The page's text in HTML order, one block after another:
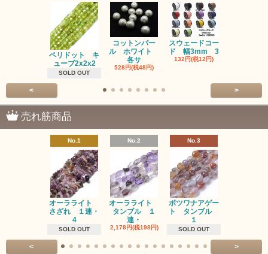
ペリドット キ
ューブ2x2x2
SOLD OUT
コットンパー
ル ホワイト
各サ
528円(税48円)
スウェードコー
ド 幅3mm 3
132円(税12円)
< >
売れ筋商品
No.1
オーラライト
さざれ １連・
4
SOLD OUT
No.2
オーラライト
タンブル １
連・
2,178円(税198円)
No.3
ボツワナアゲー
ト タンブル
１
SOLD OUT
< >